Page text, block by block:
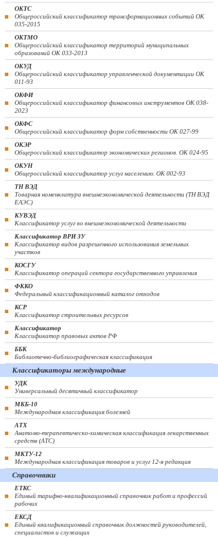
ОКТС
Общероссийский классификатор трансформационных событий ОК
035-2015
ОКТМО
Общероссийский классификатор территорий муниципальных
образований ОК 033-2013
ОКУД
Общероссийский классификатор управленческой документации ОК
011-93
ОКФИ
Общероссийский классификатор финансовых инструментов OK 038-
2023
ОКФС
Общероссийский классификатор форм собственности ОК 027-99
ОКЭР
Общероссийский классификатор экономических регионов. ОК 024-95
ОКУН
Общероссийский классификатор услуг населению. ОК 002-93
ТН ВЭД
Товарная номенклатура внешнеэкономической деятельности (ТН ВЭД
ЕАЭС)
КУВЭД
Классификатор услуг во внешнеэкономической деятельности
Классификатор ВРИ ЗУ
Классификатор видов разрешенного использования земельных
участков
КОСГУ
Классификатор операций сектора государственного управления
ФККО
Федеральный классификационный каталог отходов
КСР
Классификатор строительных ресурсов
Классификатор
Классификатор правовых актов РФ
ББК
Библиотечно-библиографическая классификация
Классификаторы международные
УДК
Универсальный десятичный классификатор
МКБ-10
Международная классификация болезней
АТХ
Анатомо-терапевтическо-химическая классификация лекарственных
средств (ATC)
МКТУ-12
Международная классификация товаров и услуг 12-я редакция
Справочники
ЕТКС
Единый тарифно-квалификационный справочник работ и профессий
рабочих
ЕКСД
Единый квалификационный справочник должностей руководителей,
специалистов и служащих